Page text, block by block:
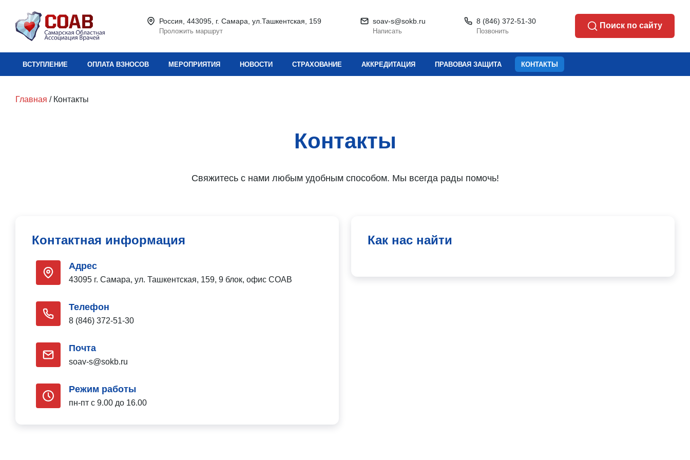
Россия, 443095, г. Самара, ул.Ташкентская, 159
Проложить маршрут
soav-s@sokb.ru
Написать
8 (846) 372-51-30
Позвонить
Поиск по сайту
ВСТУПЛЕНИЕ ОПЛАТА ВЗНОСОВ МЕРОПРИЯТИЯ НОВОСТИ СТРАХОВАНИЕ АККРЕДИТАЦИЯ ПРАВОВАЯ ЗАЩИТА КОНТАКТЫ
Главная / Контакты
Контакты
Свяжитесь с нами любым удобным способом. Мы всегда рады помочь!
Контактная информация
Адрес
43095 г. Самара, ул. Ташкентская, 159, 9 блок, офис СОАВ
Телефон
8 (846) 372-51-30
Почта
soav-s@sokb.ru
Режим работы
пн-пт с 9.00 до 16.00
Как нас найти